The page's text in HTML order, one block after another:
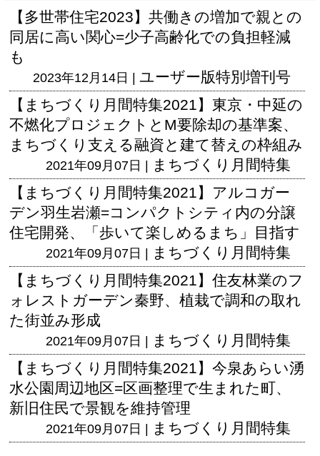
【多世帯住宅2023】共働きの増加で親との
同居に高い関心=少子高齢化での負担軽減
も
2023年12月14日 | ユーザー版特別増刊号
【まちづくり月間特集2021】東京・中延の
不燃化プロジェクトとM要除却の基準案、
まちづくり支える融資と建て替えの枠組み
2021年09月07日 | まちづくり月間特集
【まちづくり月間特集2021】アルコガー
デン羽生岩瀬=コンパクトシティ内の分譲
住宅開発、「歩いて楽しめるまち」目指す
2021年09月07日 | まちづくり月間特集
【まちづくり月間特集2021】住友林業のフ
ォレストガーデン秦野、植栽で調和の取れ
た街並み形成
2021年09月07日 | まちづくり月間特集
【まちづくり月間特集2021】今泉あらい湧
水公園周辺地区=区画整理で生まれた町、
新旧住民で景観を維持管理
2021年09月07日 | まちづくり月間特集